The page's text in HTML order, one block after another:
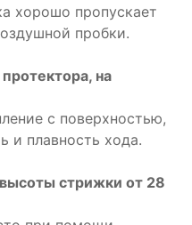
хорошо пропускает
пробки.
на
с поверхностью,
и плавность хода.
стрижки от 28